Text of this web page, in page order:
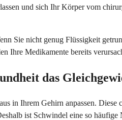
und sich Ihr Körper vom
Sie nicht genug Flüssigkeit
Ihre Medikamente bereits
das
in Ihrem Gehirn anpassen.
ist Schwindel eine so